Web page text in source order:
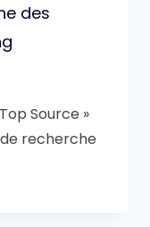
des
Source »
recherche